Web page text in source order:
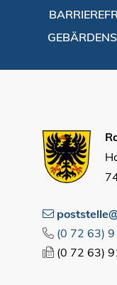
(0 72 63) 9
(0 72 63)